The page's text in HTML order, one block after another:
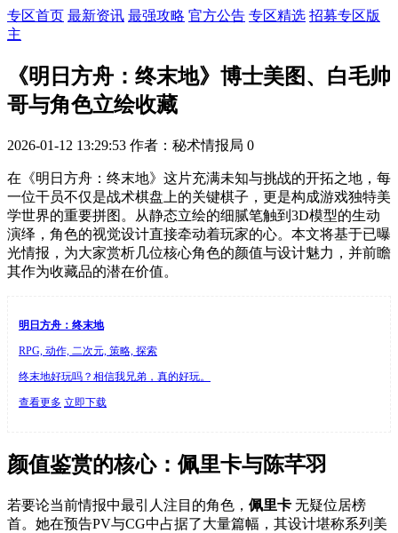
专区首页 最新资讯 最强攻略 官方公告 专区精选 招募专区版
主
《明日方舟：终末地》博士美图、白毛帅
哥与角色立绘收藏
2026-01-12 13:29:53 作者：秘术情报局 0
在《明日方舟：终末地》这片充满未知与挑战的开拓之地，每
一位干员不仅是战术棋盘上的关键棋子，更是构成游戏独特美
学世界的重要拼图。从静态立绘的细腻笔触到3D模型的生动
演绎，角色的视觉设计直接牵动着玩家的心。本文将基于已曝
光情报，为大家赏析几位核心角色的颜值与设计魅力，并前瞻
其作为收藏品的潜在价值。
明日方舟：终末地
RPG, 动作, 二次元, 策略, 探索
终末地好玩吗？相信我兄弟，真的好玩。
查看更多 立即下载
颜值鉴赏的核心：佩里卡与陈芊羽
若要论当前情报中最引人注目的角色， 佩里卡 无疑位居榜
首。她在预告PV与CG中占据了大量篇幅，其设计堪称系列美